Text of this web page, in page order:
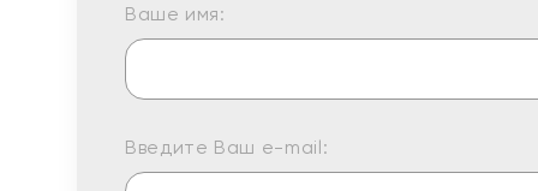
Ваше имя:
Введите Ваш e-mail: